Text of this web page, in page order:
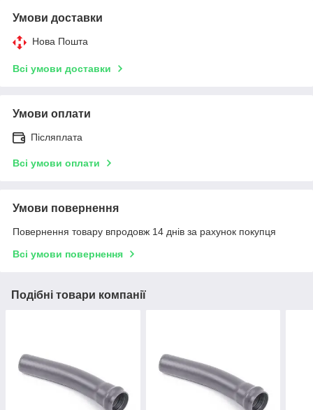
Умови доставки
Нова Пошта
Всі умови доставки
Умови оплати
Післяплата
Всі умови оплати
Умови повернення
Повернення товару впродовж 14 днів за рахунок покупця
Всі умови повернення
Подібні товари компанії